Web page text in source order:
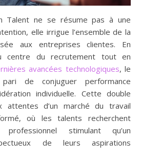
Talent ne se résume pas à une
elle irrigue l’ensemble de la
aux entreprises clientes. En
centre du recrutement tout en
avancées technologiques, le
de conjuguer performance
individuelle. Cette double
attentes d’un marché du travail
où les talents recherchent
stimulant qu’un
de leurs aspirations